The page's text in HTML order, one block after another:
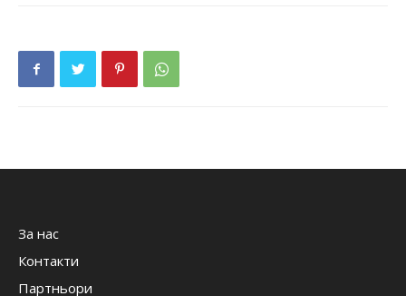
За нас
Контакти
Партньори